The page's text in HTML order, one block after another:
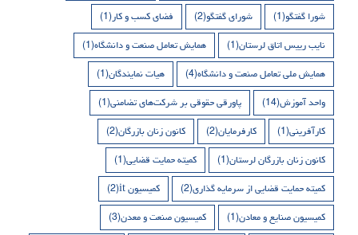
شورا گفتگو(1) شورای گفتگو(2) فضای کسب و کار(1)
نایب رییس اتاق لرستان(1) همایش تعامل صنعت و دانشگاه(1)
همایش ملی تعامل صنعت و دانشگاه(4) هیات نمایندگان(1)
واحد آموزش(14) پاورقی حقوقی بر شرکت‌های تضامنی(1)
کارآفرینی(1) کارفرمایان(2) کانون زنان بازرگان(2)
کانون زنان بازرگان لرستان(1) کمیته حمایت قضایی(1)
کمیته حمایت قضایی از سرمایه گذاری(2) کمیسیون it (2)
کمیسیون صنایع و معادن(1) کمیسیون صنعت و معدن(3)